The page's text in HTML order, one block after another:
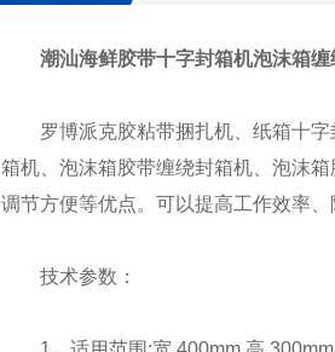
潮汕海鲜胶带十字封箱机泡沫箱缠
罗博派克胶粘带捆扎机、纸箱十字
箱机、泡沫箱胶带缠绕封箱机、泡沫
调节方便等优点。可以提高工作效率
技术参数：